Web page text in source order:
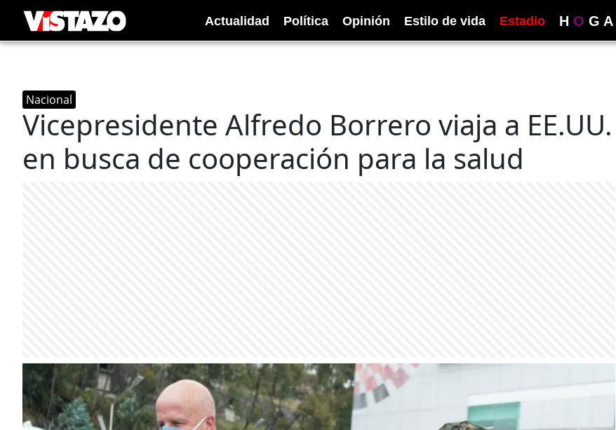
Actualidad Política Opinión Estilo de vida Estadio H O G A
Nacional
Vicepresidente Alfredo Borrero viaja a EE.UU.
en busca de cooperación para la salud